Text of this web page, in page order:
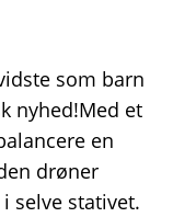
som barn
nyhed!Med et
en
drøner
selve stativet.